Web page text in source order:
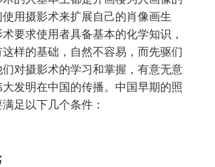
用摄影术来扩展自己的肖像画生
要求使用者具备基本的化学知识，
样的基础，自然不容易，而先驱们
对摄影术的学习和掌握，有意无意
发明在中国的传播。中国早期的照
足以下几个条件：